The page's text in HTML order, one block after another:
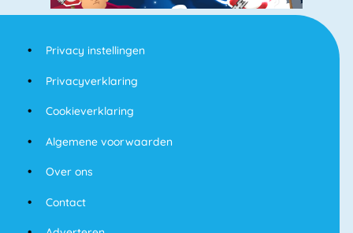
Privacy instellingen
Privacyverklaring
Cookieverklaring
Algemene voorwaarden
Over ons
Contact